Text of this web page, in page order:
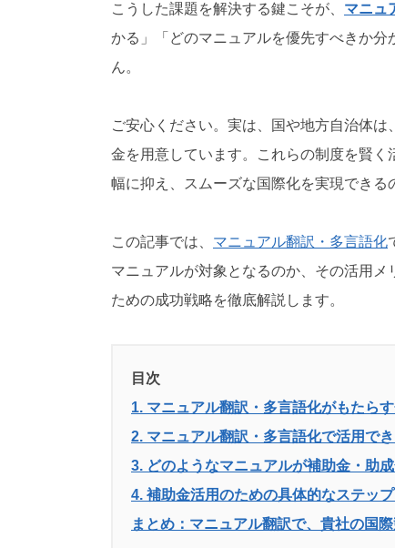
こうした課題を解決する鍵こそが、 マニュ
かる」「どのマニュアルを優先すべきか
ん。
ご安心ください。実は、国や地方自治体
金を用意しています。これらの制度を賢
幅に抑え、スムーズな国際化を実現できる
この記事では、 マニュアル翻訳・多言語化
マニュアルが対象となるのか、その活用
ための成功戦略を徹底解説します。
目次
1. マニュアル翻訳・多言語化がもたら
2. マニュアル翻訳・多言語化で活用で
3. どのようなマニュアルが補助金・助
4. 補助金活用のための具体的なステッ
まとめ：マニュアル翻訳で、貴社の国